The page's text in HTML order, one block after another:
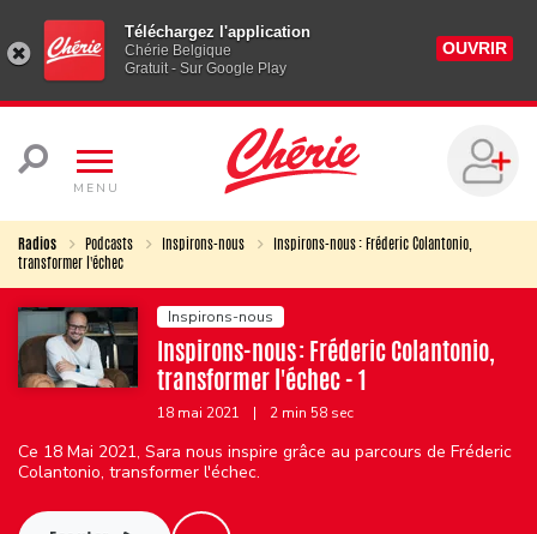
Téléchargez l'application
Chérie Belgique
Gratuit - Sur Google Play
OUVRIR
MENU
Radios Podcasts Inspirons-nous
Inspirons-nous : Fréderic Colantonio,
transformer l'échec
Inspirons-nous
Inspirons-nous : Fréderic Colantonio,
transformer l'échec - 1
18 mai 2021 | 2 min 58 sec
Ce 18 Mai 2021, Sara nous inspire grâce au parcours de Fréderic
Colantonio, transformer l'échec.